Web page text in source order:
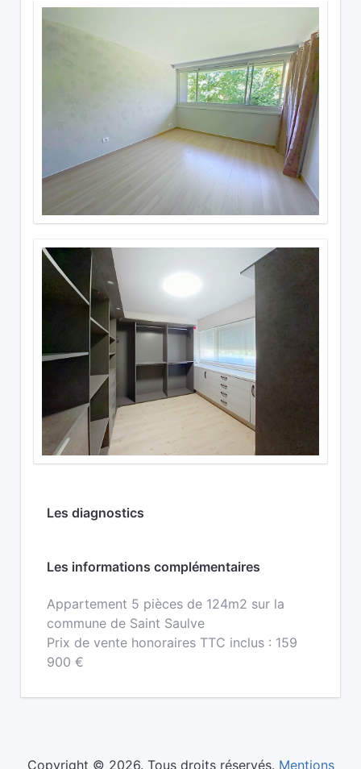
Les diagnostics
Les informations complémentaires
Appartement 5 pièces de 124m2 sur la
commune de Saint Saulve
Prix de vente honoraires TTC inclus : 159
900 €
Copyright © 2026. Tous droits réservés. Mentions